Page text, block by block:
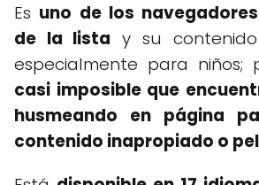
Es uno de los
de la lista y su
especialmente para niños;
casi imposible que
husmeando en página
contenido inapropiado o